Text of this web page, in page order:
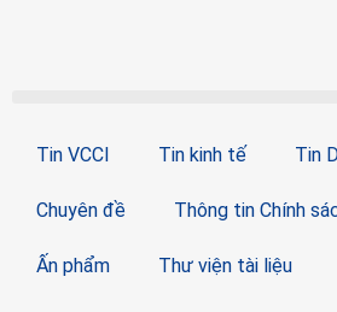
Tin VCCI Tin kinh tế Tin
Chuyên đề Thông tin Chính
Ấn phẩm Thư viện tài liệu